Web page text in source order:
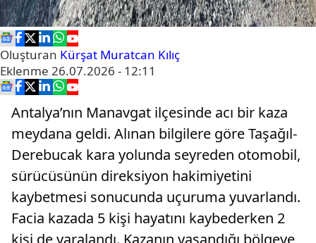
Oluşturan Kürşat Muratcan Kılıç
Eklenme 26.07.2026 - 12:11
Antalya’nın Manavgat ilçesinde acı bir kaza
meydana geldi. Alınan bilgilere göre Taşağıl-
Derebucak kara yolunda seyreden otomobil,
sürücüsünün direksiyon hakimiyetini
kaybetmesi sonucunda uçuruma yuvarlandı.
Facia kazada 5 kişi hayatını kaybederken 2
kişi de yaralandı. Kazanın yaşandığı bölgeye